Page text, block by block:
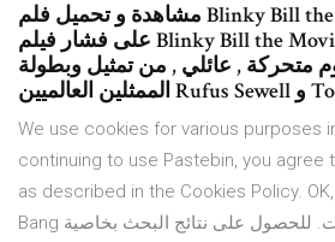
مشاهدة و تحميل فلم Blinky Bill the Movie 2015 مترجم
على فشار فيلم Blinky Bill the Movie مترجم اون لاين
متحركة , عائلي , من تمثيل وبطولة
We use cookies for various purposes
continuing to use Pastebin, you agree
as described in the Cookies Policy.
Bang ترجمات. للحصول على نتائج البحث بخاصية RSS اضغط على